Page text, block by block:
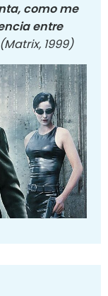
como me
entre
(Matrix, 1999)